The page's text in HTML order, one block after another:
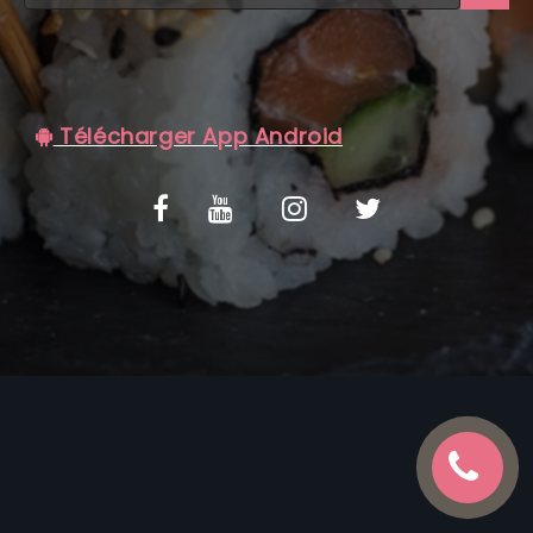
C.G.V
Télécharger App Android